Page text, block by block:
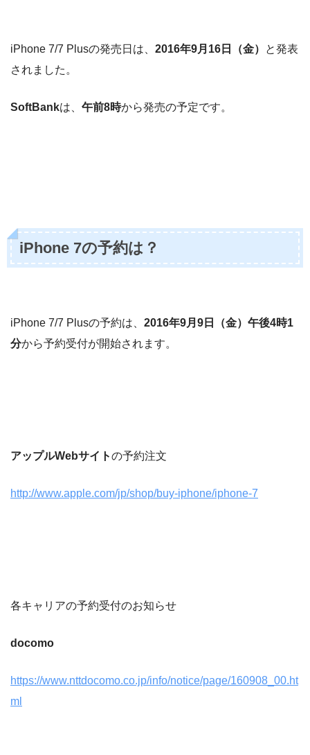
iPhone 7/7 Plusの発売日は、 2016年9月16日（金）
と発表
されました。
SoftBankは、 午前8時から発売の予定です。
iPhone 7の予約は？
iPhone 7/7 Plusの予約は、 2016年9月9日（金）午後4時1
分から予約受付が開始されます。
アップルWebサイトの予約注文
http://www.apple.com/jp/shop/buy-iphone/iphone-7
各キャリアの予約受付のお知らせ
docomo
https://www.nttdocomo.co.jp/info/notice/page/160908_00.ht
ml